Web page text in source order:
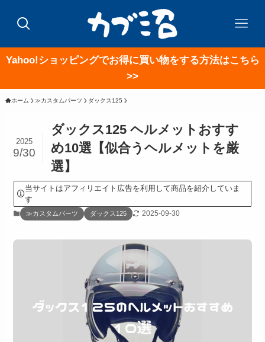
Yahoo!ショッピングでお得に買い物をする方法はこちら
>>
ホーム ≫カスタムパーツ ダックス125
ダックス125 ヘルメットおすす
め10選【似合うヘルメットを厳
選】
2025
9/30
当サイトはアフィリエイト広告を利用して商品を紹介していま
す
≫カスタムパーツ ダックス125 2025-09-30